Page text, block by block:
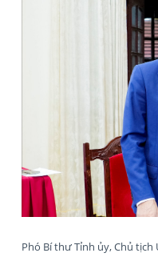
Phó Bí thư Tỉnh ủy, Chủ